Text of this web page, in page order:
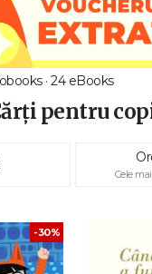
· 24 eBooks
pentru
Cele
-30%